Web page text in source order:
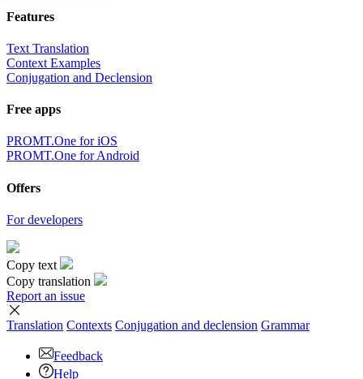
Features
Text Translation
Context Examples
Conjugation and Declension
Free apps
PROMT.One for iOS
PROMT.One for Android
Offers
For developers
Copy text
Copy translation
Report an issue
Translation Contexts Conjugation and declension Grammar
Feedback
Help